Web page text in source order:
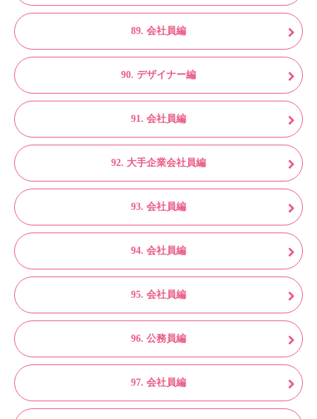
89. 会社員編
90. デザイナー編
91. 会社員編
92. 大手企業会社員編
93. 会社員編
94. 会社員編
95. 会社員編
96. 公務員編
97. 会社員編